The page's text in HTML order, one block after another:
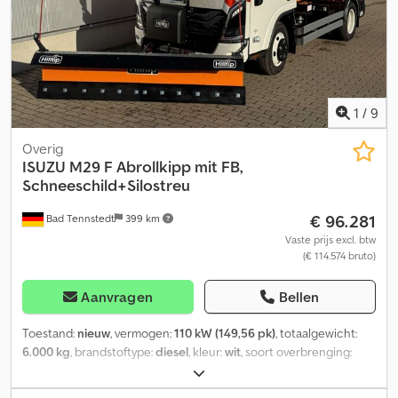
Duits we spreken Engels мы говорим по-русски mówimy po
polsku
1 / 9
Bad Tennstedt 399 km
Overig
ISUZU M29 F Abrollkipp mit FB,
Schneeschild+Silostreu
€ 96.281
Vaste prijs excl. btw
(€ 114.574 bruto)
Aanvragen Bellen
Toestand: nieuw, vermogen:110 kW (149,56 pk), totaalgewicht:
6.000 kg, brandstoftype:diesel, kleur:wit, soort overbrenging:
, laadruimtebreedte:1.900 mm
3.200 mm, laadruimtehoogte:2.180 mm, totale breedte:1.880 mm,